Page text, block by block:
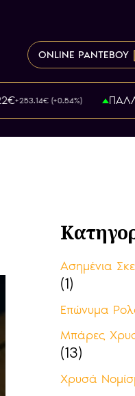
ONLINE ΡΑΝΤΕΒΟΥ
(+0.54%)
Ασημένια
(1)
Επώνυμα
Μπάρες
(13)
Χρυσά